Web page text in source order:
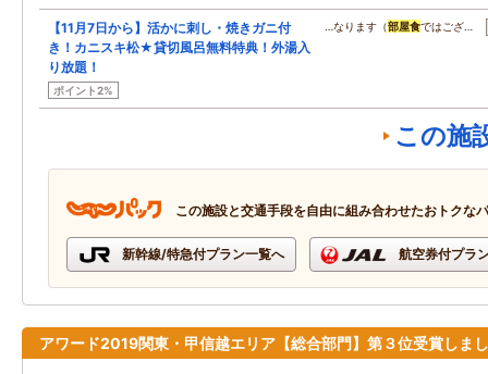
【11月7日から】活かに刺し・焼きガニ付
き！カニスキ松★貸切風呂無料特典！外湯入
り放題！
ポイント2%
…なります（部屋食ではござ…
この施
この施設と交通手段を自由に組み合わせたおトクな
新幹線/特急付プラン一覧へ 航空券付プラ
アワード2019関東・甲信越エリア【総合部門】第３位受賞しま